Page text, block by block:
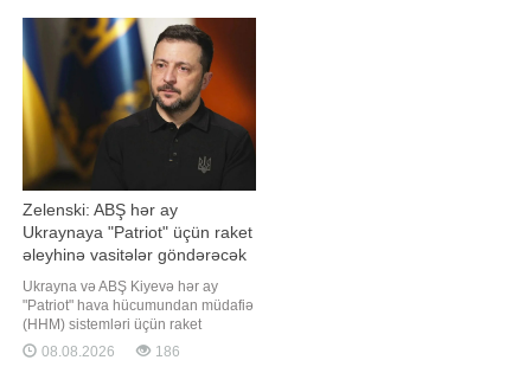
qeyri-rəsmi şəkildə bir yerdə
yaşadığı zərərçəkən Gülnarı (şərti
adla) təhqir edib və yumruqla so
Zelenski: ABŞ hər ay
Ukraynaya "Patriot" üçün raket
əleyhinə vasitələr göndərəcək
Ukrayna və ABŞ Kiyevə hər ay
"Patriot" hava hücumundan müdafiə
(HHM) sistemləri üçün raket
əleyhinə vasitələrin tədarük
edilməsi barədə razılığa gəliblər.
08.08.2026 186